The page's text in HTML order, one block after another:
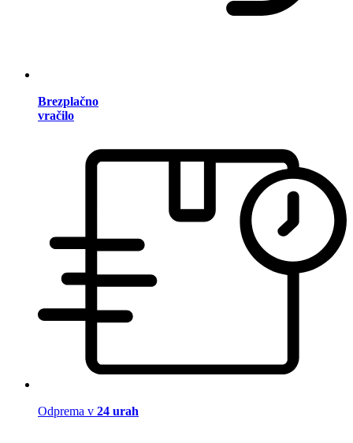
Brezplačno
vračilo
Odprema v 24 urah